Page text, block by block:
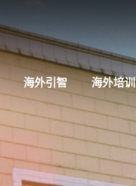
海外引智 海外培训